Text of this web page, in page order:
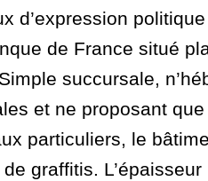
d’expression
de France situé
succursale,
et ne proposant
particuliers, le
graffitis.